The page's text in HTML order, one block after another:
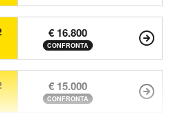
€ 16.800
CONFRONTA
€ 15.000
CONFRONTA